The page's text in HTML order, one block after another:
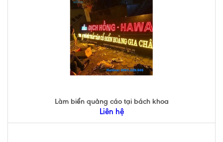
Làm biển quảng cáo tại bách khoa
Liên hệ